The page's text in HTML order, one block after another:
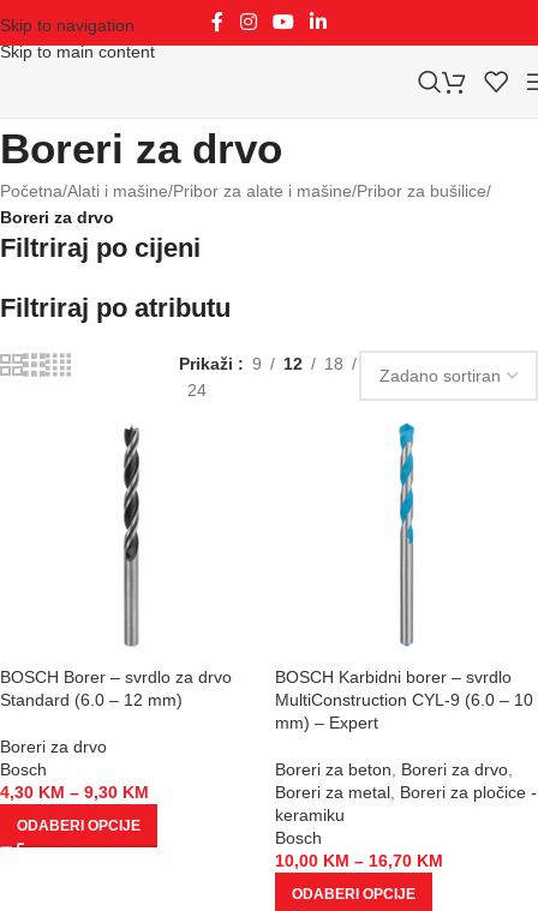
Skip to navigation
Skip to main content
Boreri za drvo
Početna/Alati i mašine/Pribor za alate i mašine/Pribor za bušilice/
Boreri za drvo
Filtriraj po cijeni
Filtriraj po atributu
Prikaži 9 12
18
24
BOSCH Borer – svrdlo za drvo
Standard (6.0 – 12 mm)
Boreri za drvo
Bosch
4,30 KM – 9,30 KM
ODABERI OPCIJE
BOSCH Karbidni borer – svrdlo
MultiConstruction CYL-9 (6.0 – 10
mm) – Expert
Boreri za beton Boreri za drvo
Boreri za metal Boreri za pločice -
keramiku
Bosch
10,00 KM – 16,70 KM
ODABERI OPCIJE